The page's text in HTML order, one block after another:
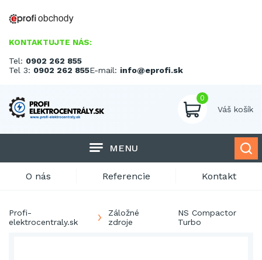
KONTAKTUJTE NÁS:
Tel: 0902 262 855
Tel 3: 0902 262 855E-mail: info@eprofi.sk
0
Váš košík
MENU
O nás Referencie Kontakt
Profi-
elektrocentraly.sk
Záložné
zdroje
NS Compactor
Turbo